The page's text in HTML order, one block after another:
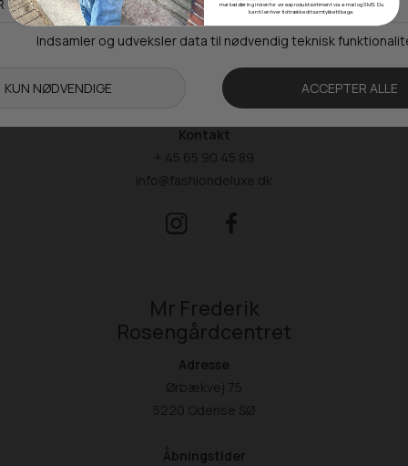
Åbningstider
Man-Ons: 09.00-15.30
Tors: 09.00-17.00
Fre: 09.00-15.30
Kontakt
+ 45 65 90 45 89
info@fashiondeluxe.dk
Mr Frederik
Rosengårdcentret
Adresse
Ørbækvej 75
5220 Odense SØ
Åbningstider
markedsføring inden for vores produktsortiment via e-mail og SMS. Du
kan til enhver tid trække dit samtykke tilbage.